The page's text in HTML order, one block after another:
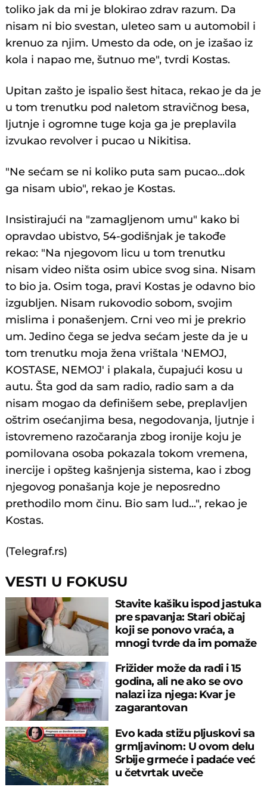
toliko jak da mi je blokirao zdrav razum. Da
nisam ni bio svestan, uleteo sam u automobil i
krenuo za njim. Umesto da ode, on je izašao iz
kola i napao me, šutnuo me", tvrdi Kostas.
Upitan zašto je ispalio šest hitaca, rekao je da je
u tom trenutku pod naletom stravičnog besa,
ljutnje i ogromne tuge koja ga je preplavila
izvukao revolver i pucao u Nikitisa.
"Ne sećam se ni koliko puta sam pucao...dok
ga nisam ubio", rekao je Kostas.
Insistirajući na "zamagljenom umu" kako bi
opravdao ubistvo, 54-godišnjak je takođe
rekao: "Na njegovom licu u tom trenutku
nisam video ništa osim ubice svog sina. Nisam
to bio ja. Osim toga, pravi Kostas je odavno bio
izgubljen. Nisam rukovodio sobom, svojim
mislima i ponašenjem. Crni veo mi je prekrio
um. Jedino čega se jedva sećam jeste da je u
tom trenutku moja žena vrištala 'NEMOJ,
KOSTASE, NEMOJ' i plakala, čupajući kosu u
autu. Šta god da sam radio, radio sam a da
nisam mogao da definišem sebe, preplavljen
oštrim osećanjima besa, negodovanja, ljutnje i
istovremeno razočaranja zbog ironije koju je
pomilovana osoba pokazala tokom vremena,
inercije i opšteg kašnjenja sistema, kao i zbog
njegovog ponašanja koje je neposredno
prethodilo mom činu. Bio sam lud...", rekao je
Kostas.
(Telegraf.rs)
VESTI U FOKUSU
Stavite kašiku ispod jastuka
pre spavanja: Stari običaj
koji se ponovo vraća, a
mnogi tvrde da im pomaže
Frižider može da radi i 15
godina, ali ne ako se ovo
nalazi iza njega: Kvar je
zagarantovan
Evo kada stižu pljuskovi sa
grmljavinom: U ovom delu
Srbije grmeće i padaće već
u četvrtak uveče